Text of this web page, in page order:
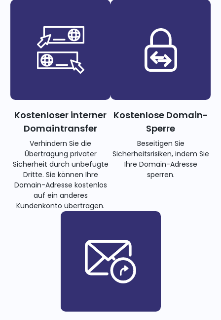
Kostenloser interner
Domaintransfer
Verhindern Sie die
Übertragung privater
Sicherheit durch unbefugte
Dritte. Sie können Ihre
Domain-Adresse kostenlos
auf ein anderes
Kundenkonto übertragen.
Kostenlose Domain-
Sperre
Beseitigen Sie
Sicherheitsrisiken, indem Sie
Ihre Domain-Adresse
sperren.